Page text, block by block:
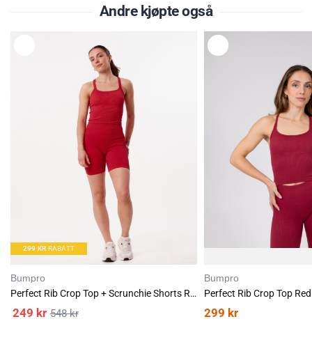
Andre kjøpte også
299 KR RABATT
Bumpro
Perfect Rib Crop Top + Scrunchie Shorts Red Salsa SET
548kr
249 kr
Bumpro
Perfect Rib Crop Top
299 kr